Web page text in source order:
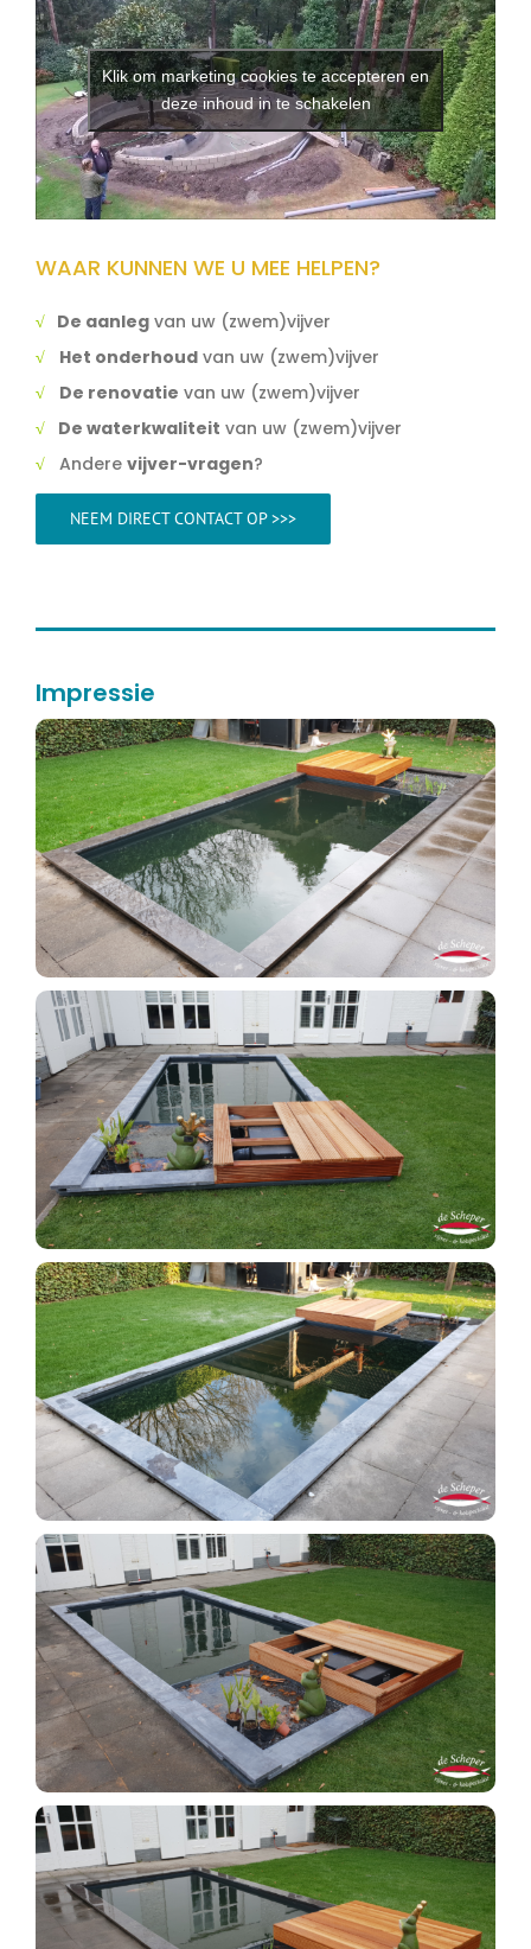
WAAR KUNNEN WE U MEE HELPEN?
√ De aanlegvan uw (zwem)vijver
√
Het onderhoudvan uw (zwem)vijver
√
De renovatie van uw (zwem)vijver
√
De waterkwaliteit van uw (zwem)vijver
√Andere vijver-vragen?
NEEM DIRECT CONTACT OP >>>
Klik om marketing cookies te accepteren en
deze inhoud in te schakelen
Impressie